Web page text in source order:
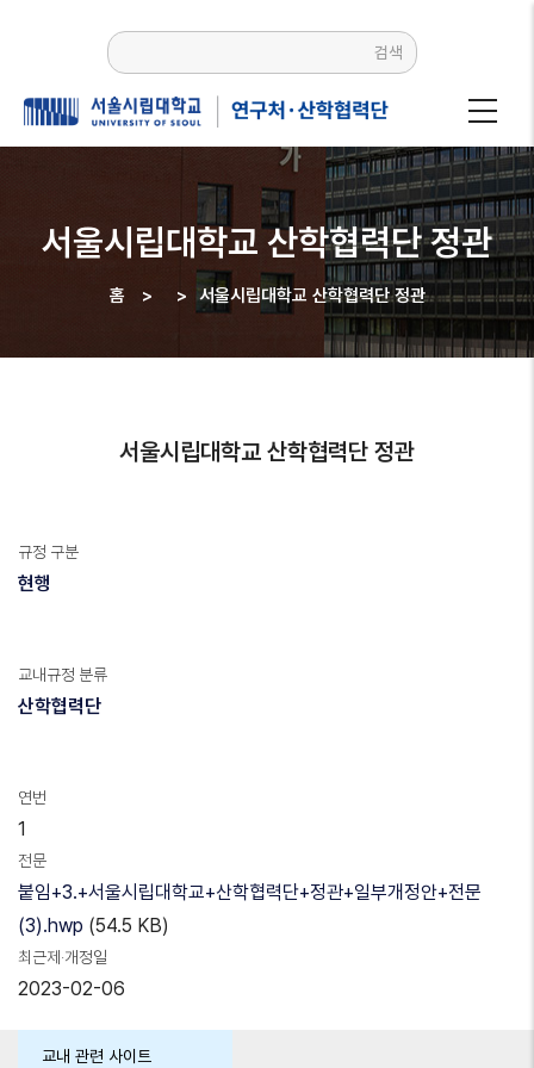
검색
서울시립대학교 산학협력단 정관
경로
홈 > > 서울시립대학교 산학협력단 정관
서울시립대학교 산학협력단 정관
규정 구분
현행
교내규정 분류
산학협력단
연번
1
전문
붙임+3.+서울시립대학교+산학협력단+정관+일부개정안+전문
(3).hwp (54.5 KB)
최근제·개정일
2023-02-06
교내 관련 사이트